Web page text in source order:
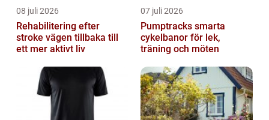
08 juli 2026
Rehabilitering efter
stroke vägen tillbaka till
ett mer aktivt liv
07 juli 2026
Pumptracks smarta
cykelbanor för lek,
träning och möten